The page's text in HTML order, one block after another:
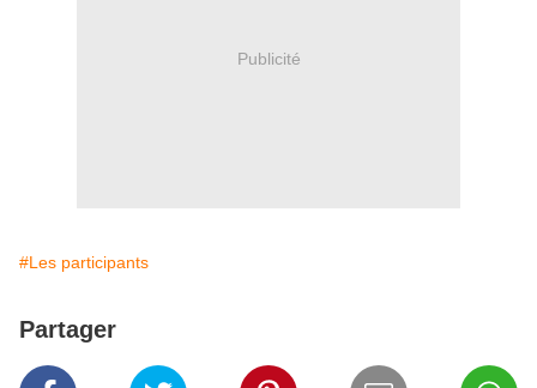
Publicité
#Les participants
Partager